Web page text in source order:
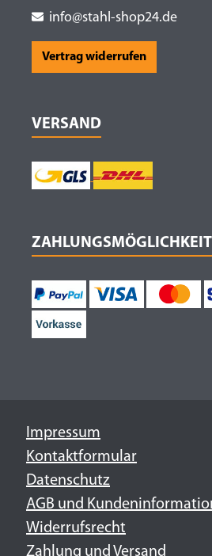
info@stahl-shop24.de
Vertrag widerrufen
VERSAND
Impressum
Kontaktformular
Datenschutz
AGB und
Widerrufsrecht
Zahlung und Versand